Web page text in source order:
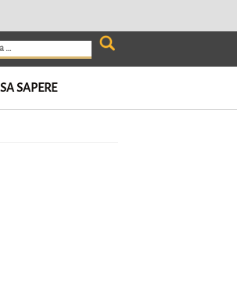
SAPERE